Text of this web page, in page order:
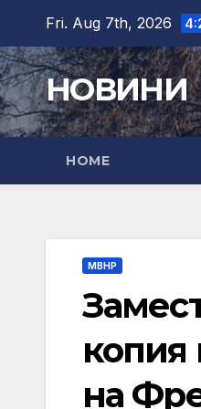
content
Fri. Aug 7th, 2026
НОВИНИ
HOME
МВНР
копия
на